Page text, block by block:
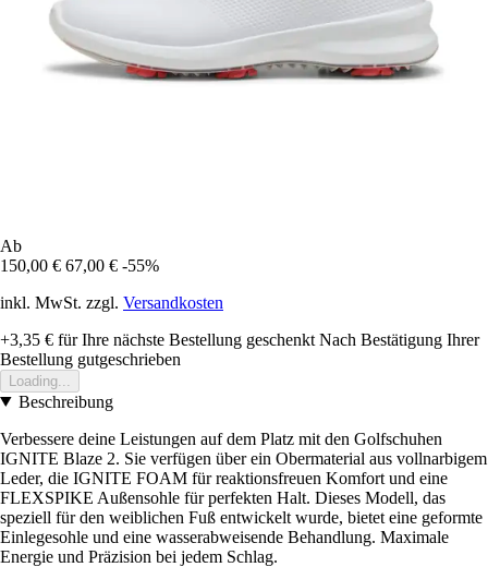
Ab
150,00 € 67,00 € -55%
inkl. MwSt. zzgl. Versandkosten
+3,35 € für Ihre nächste Bestellung geschenkt Nach Bestätigung Ihrer
Bestellung gutgeschrieben
Loading...
Beschreibung
Verbessere deine Leistungen auf dem Platz mit den Golfschuhen
IGNITE Blaze 2. Sie verfügen über ein Obermaterial aus vollnarbigem
Leder, die IGNITE FOAM für reaktionsfreuen Komfort und eine
FLEXSPIKE Außensohle für perfekten Halt. Dieses Modell, das
speziell für den weiblichen Fuß entwickelt wurde, bietet eine geformte
Einlegesohle und eine wasserabweisende Behandlung. Maximale
Energie und Präzision bei jedem Schlag.